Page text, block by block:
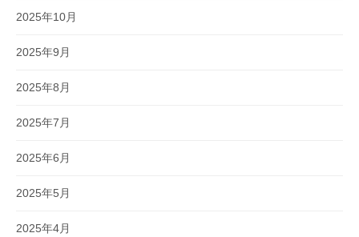
2025年10月
2025年9月
2025年8月
2025年7月
2025年6月
2025年5月
2025年4月